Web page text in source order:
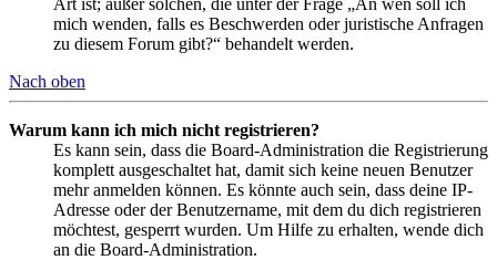
mich wenden, falls es Beschwerden oder juristische Anfragen
zu diesem Forum gibt?“ behandelt werden.
Nach oben
Warum kann ich mich nicht registrieren?
Es kann sein, dass die Board-Administration die Registrierung
komplett ausgeschaltet hat, damit sich keine neuen Benutzer
mehr anmelden können. Es könnte auch sein, dass deine IP-
Adresse oder der Benutzername, mit dem du dich registrieren
möchtest, gesperrt wurden. Um Hilfe zu erhalten, wende dich
an die Board-Administration.